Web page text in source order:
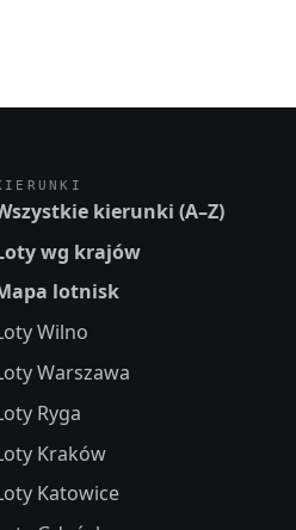
kierunki (A–Z)
wg krajów
lotnisk
Wilno
Warszawa
Ryga
Kraków
Katowice